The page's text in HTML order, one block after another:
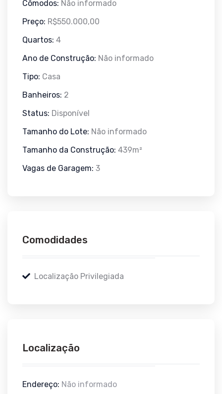
Cômodos: Não informado
Preço: R$550.000,00
Quartos: 4
Ano de Construção: Não informado
Tipo: Casa
Banheiros: 2
Status: Disponível
Tamanho do Lote: Não informado
Tamanho da Construção: 439m²
Vagas de Garagem: 3
Comodidades
Localização Privilegiada
Localização
Endereço: Não informado